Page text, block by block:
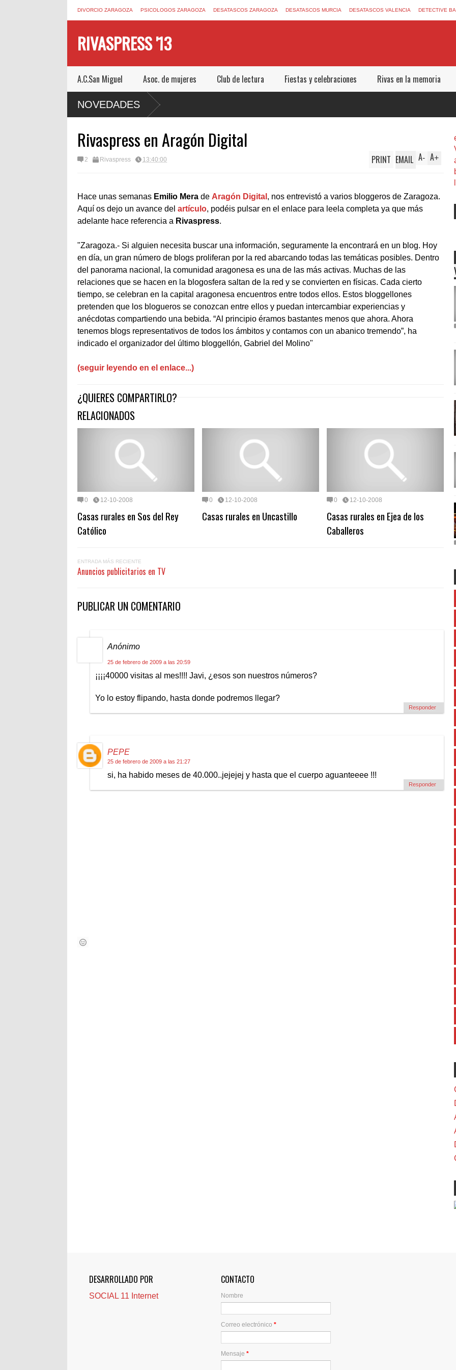
DIVORCIO ZARAGOZA PSICOLOGOS ZARAGOZA DESATASCOS ZARAGOZA DESATASCOS MURCIA DESATASCOS VALENCIA DETECTIVE
RIVASPRESS '13
A.C.San Miguel Asoc. de mujeres Club de lectura Fiestas y celebraciones Rivas en la memoria
NOVEDADES
ESCAPE ROOM DE MUCHO MIEDO EN
Rivaspress en Aragón Digital
2 Rivaspress 13:40:00 A+
A-
PRINT EMAIL
Hace unas semanas Emilio Mera de Aragón Digital , nos entrevistó a varios bloggeros de Zaragoza.
Aquí os dejo un avance del artículo, podéis pulsar en el enlace para leela completa ya que más
adelante hace referencia a Rivaspress.
"Zaragoza.- Si alguien necesita buscar una información, seguramente la encontrará en un blog. Hoy
en día, un gran número de blogs proliferan por la red abarcando todas las temáticas posibles. Dentro
del panorama nacional, la comunidad aragonesa es una de las más activas. Muchas de las
relaciones que se hacen en la blogosfera saltan de la red y se convierten en físicas. Cada cierto
tiempo, se celebran en la capital aragonesa encuentros entre todos ellos. Estos bloggellones
pretenden que los blogueros se conozcan entre ellos y puedan intercambiar experiencias y
anécdotas compartiendo una bebida. “Al principio éramos bastantes menos que ahora. Ahora
tenemos blogs representativos de todos los ámbitos y contamos con un abanico tremendo”, ha
indicado el organizador del último bloggellón, Gabriel del Molino"
(seguir leyendo en el enlace...)
¿QUIERES COMPARTIRLO?
RELACIONADOS
0 12-10-2008
Casas rurales en Sos del Rey
Católico
0 12-10-2008
Casas rurales en Uncastillo
0 12-10-2008
Casas rurales en Ejea de los
Caballeros
ENTRADA MÁS RECIENTE
Anuncios publicitarios en TV
PUBLICAR UN COMENTARIO
Anónimo
25 de febrero de 2009 a las 20:59
¡¡¡¡40000 visitas al mes!!!! Javi, ¿esos son nuestros números?
Yo lo estoy flipando, hasta donde podremos llegar?
Responder
PEPE
25 de febrero de 2009 a las 21:27
si, ha habido meses de 40.000..jejejej y hasta que el cuerpo aguanteeee !!!
Responder
DESARROLLADO POR
SOCIAL 11 Internet
CONTACTO
Nombre
Correo electrónico*
Mensaje*